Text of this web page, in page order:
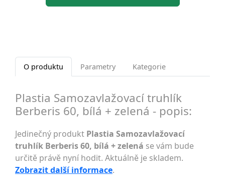
O produktu Parametry Kategorie
Plastia Samozavlažovací truhlík
Berberis 60, bílá + zelená - popis:
Jedinečný produkt Plastia Samozavlažovací
truhlík Berberis 60, bílá + zelená se vám bude
určitě právě nyní hodit. Aktuálně je skladem.
Zobrazit další informace.